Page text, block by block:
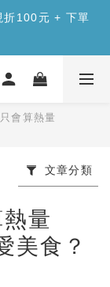
餐應援」，讓您
折100元 + 下單
餐應援」，讓您
會算熱量
文章分類
量
美食？